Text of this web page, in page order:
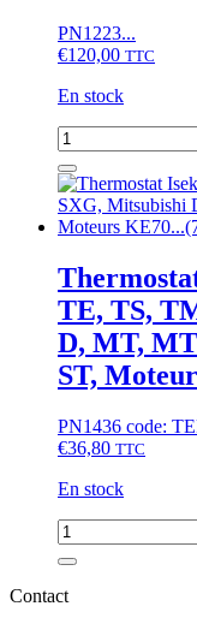
PN1223...
€120,00 TTC
En stock
quantité
de
Régulateur
redresseur
de
Iseki
TA,
TU,
Mitsubishi
MT
TE, TS,
D, MT,
ST,
PN1436 code:
€36,80 TTC
En stock
quantité
de
Thermostat
Iseki
Contact